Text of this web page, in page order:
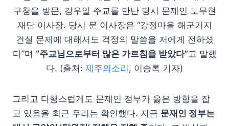
구청을 방문, 강우일 주교를 만난 당시 문재인 노무현
재단 이사장. 당시 문 이사장은 “강정마을 해군기지
건설 문제에 대해서도 걱정의 말씀을 저에게 전하셨
다”며 “주교님으로부터 많은 가르침을 받았다”고 말했
다. (출처: 제주의소리 , 이승록 기자)
그리고 다행스럽게도 문재인 정부가 옳은 방향을 잡
고 있음을 최근 우리는 확인했다. 지금 문재인 정부는